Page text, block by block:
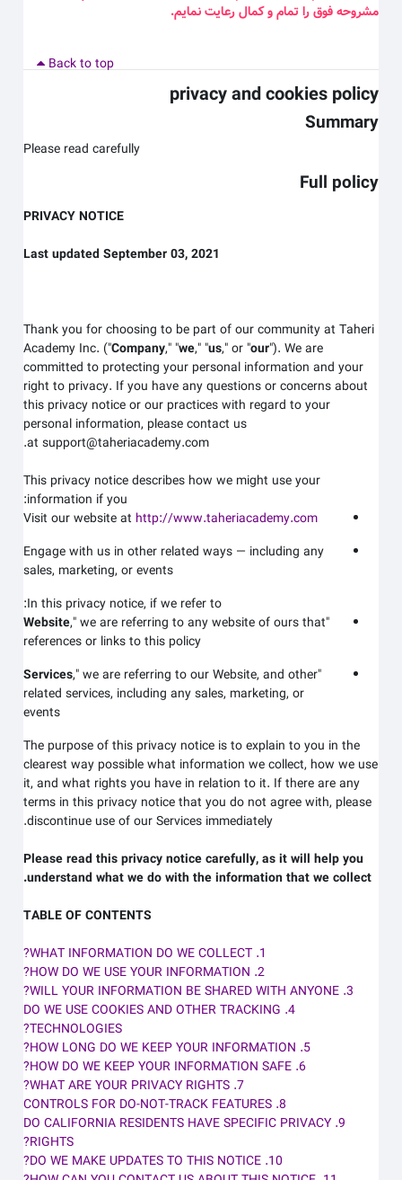
مشروحه فوق را تمام و کمال رعایت نمایم.
Back to top
privacy and cookies policy
Summary
Please read carefully
Full policy
PRIVACY NOTICE
Last updated September 03, 2021
Thank you for choosing to be part of our community at Taheri
Academy Inc.("Company," "we," "us," or "our "). We are
committed to protecting your personal information and your
right to privacy. If you have any questions or concerns about
this privacy notice or our practices with regard to your
personal information, please contact us
at support@taheriacademy.com.
This privacy notice describes how we might use your
information if you:
Visit our website athttp://www.taheriacademy.com
Engage with us in other related ways ― including any
sales, marketing, or events
In this privacy notice, if we refer to:
Website," we are referring to any website of ours that
references or links to this policy
Services," we are referring to ourWebsite,and other
related services, including any sales, marketing, or
events
The purpose of this privacy notice is to explain to you in the
clearest way possible what information we collect, how we use
it, and what rights you have in relation to it. If there are any
terms in this privacy notice that you do not agree with, please
discontinue use of our Services immediately.
Please read this privacy notice carefully, as it will help you
understand what we do with the information that we collect.
TABLE OF CONTENTS
4. DO WE USE COOKIES AND OTHER TRACKING
TECHNOLOGIES?
9. DO CALIFORNIA RESIDENTS HAVE SPECIFIC PRIVACY
RIGHTS?